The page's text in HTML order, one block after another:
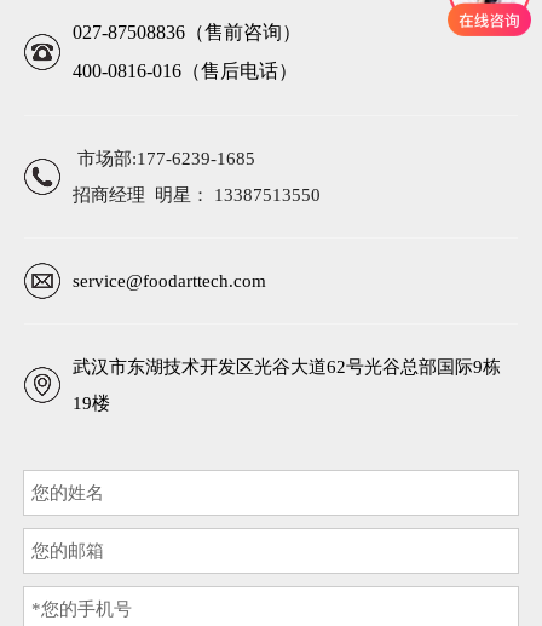
027-87508836（售前咨询）
400-0816-016（售后电话）
市场部:177-6239-1685
招商经理 明星： 13387513550
service@foodarttech.com
武汉市东湖技术开发区光谷大道62号光谷总部国际9栋
19楼